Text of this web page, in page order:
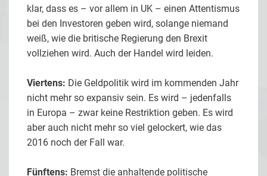
klar, dass es – vor allem in UK – einen Attentismus
bei den Investoren geben wird, solange niemand
weiß, wie die britische Regierung den Brexit
vollziehen wird. Auch der Handel wird leiden.
Viertens: Die Geldpolitik wird im kommenden Jahr
nicht mehr so expansiv sein. Es wird – jedenfalls
in Europa – zwar keine Restriktion geben. Es wird
aber auch nicht mehr so viel gelockert, wie das
2016 noch der Fall war.
Fünftens: Bremst die anhaltende politische